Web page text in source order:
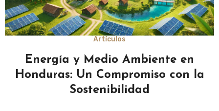
Artículos
Energía y Medio Ambiente en
Honduras: Un Compromiso con la
Sostenibilidad